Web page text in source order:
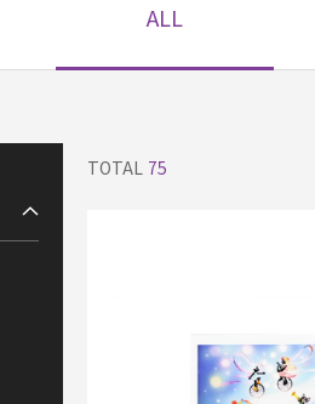
ALL
TOTAL 75